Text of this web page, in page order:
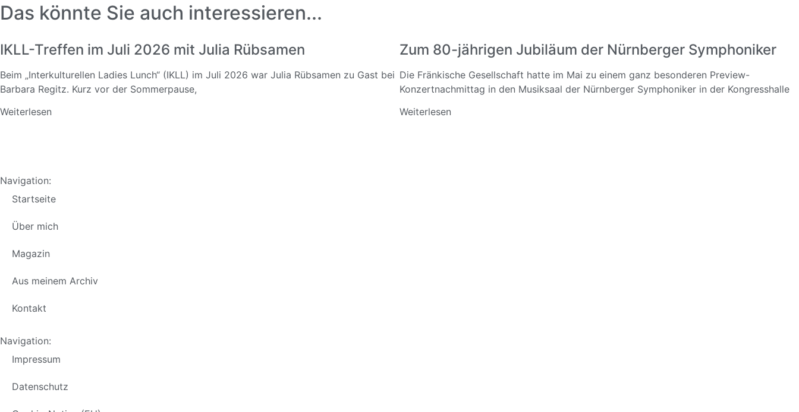
Das könnte Sie auch interessieren...
IKLL-Treffen im Juli 2026 mit Julia Rübsamen
Beim „Interkulturellen Ladies Lunch“ (IKLL) im Juli 2026 war Julia Rübsamen zu Gast bei
Barbara Regitz. Kurz vor der Sommerpause,
Weiterlesen
Zum 80-jährigen Jubiläum der Nürnberger Symphoniker
Die Fränkische Gesellschaft hatte im Mai zu einem ganz besonderen Preview-
Konzertnachmittag in den Musiksaal der Nürnberger Symphoniker in der Kongresshalle
Weiterlesen
Navigation:
Startseite
Über mich
Magazin
Aus meinem Archiv
Kontakt
Navigation:
Impressum
Datenschutz